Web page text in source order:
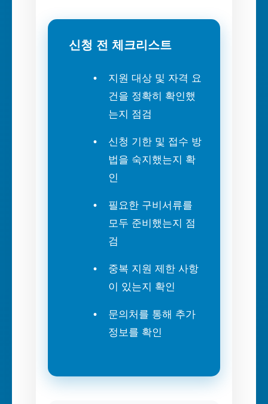
신청 전 체크리스트
지원 대상 및 자격 요
건을 정확히 확인했
는지 점검
신청 기한 및 접수 방
법을 숙지했는지 확
인
필요한 구비서류를
모두 준비했는지 점
검
중복 지원 제한 사항
이 있는지 확인
문의처를 통해 추가
정보를 확인